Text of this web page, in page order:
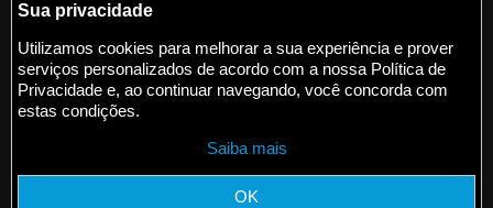
@2015-2026 Moozyca
Sua privacidade
Utilizamos cookies para melhorar a sua experiência e prover
serviços personalizados de acordo com a nossa Política de
Privacidade e, ao continuar navegando, você concorda com
estas condições.
Saiba mais
OK